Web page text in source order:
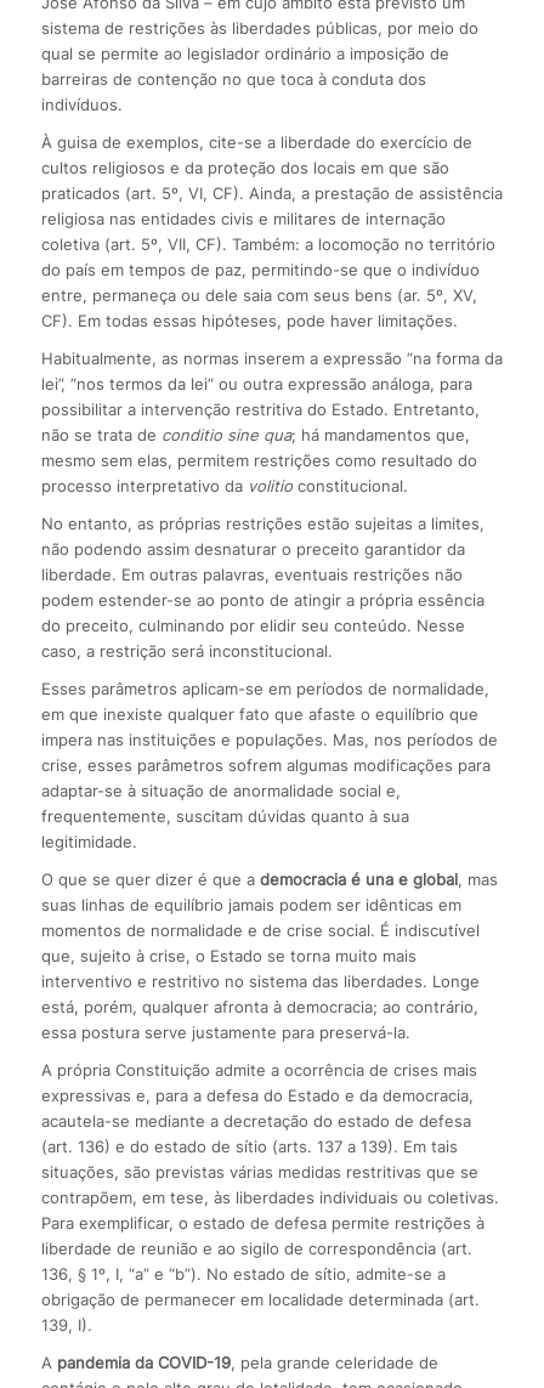
sistema de restrições às liberdades públicas, por meio do
qual se permite ao legislador ordinário a imposição de
barreiras de contenção no que toca à conduta dos
indivíduos.
À guisa de exemplos, cite-se a liberdade do exercício de
cultos religiosos e da proteção dos locais em que são
praticados (art. 5º, VI, CF). Ainda, a prestação de assistência
religiosa nas entidades civis e militares de internação
coletiva (art. 5º, VII, CF). Também: a locomoção no território
do país em tempos de paz, permitindo-se que o indivíduo
entre, permaneça ou dele saia com seus bens (ar. 5º, XV,
CF). Em todas essas hipóteses, pode haver limitações.
Habitualmente, as normas inserem a expressão “na forma da
lei”, “nos termos da lei” ou outra expressão análoga, para
possibilitar a intervenção restritiva do Estado. Entretanto,
não se trata de conditio sine qua; há mandamentos que,
mesmo sem elas, permitem restrições como resultado do
processo interpretativo da volitioconstitucional.
No entanto, as próprias restrições estão sujeitas a limites,
não podendo assim desnaturar o preceito garantidor da
liberdade. Em outras palavras, eventuais restrições não
podem estender-se ao ponto de atingir a própria essência
do preceito, culminando por elidir seu conteúdo. Nesse
caso, a restrição será inconstitucional.
Esses parâmetros aplicam-se em períodos de normalidade,
em que inexiste qualquer fato que afaste o equilíbrio que
impera nas instituições e populações. Mas, nos períodos de
crise, esses parâmetros sofrem algumas modificações para
adaptar-se à situação de anormalidade social e,
frequentemente, suscitam dúvidas quanto à sua
legitimidade.
O que se quer dizer é que a democracia é una e global, mas
suas linhas de equilíbrio jamais podem ser idênticas em
momentos de normalidade e de crise social. É indiscutível
que, sujeito à crise, o Estado se torna muito mais
interventivo e restritivo no sistema das liberdades. Longe
está, porém, qualquer afronta à democracia; ao contrário,
essa postura serve justamente para preservá-la.
A própria Constituição admite a ocorrência de crises mais
expressivas e, para a defesa do Estado e da democracia,
acautela-se mediante a decretação do estado de defesa
(art. 136) e do estado de sítio (arts. 137 a 139). Em tais
situações, são previstas várias medidas restritivas que se
contrapõem, em tese, às liberdades individuais ou coletivas.
Para exemplificar, o estado de defesa permite restrições à
liberdade de reunião e ao sigilo de correspondência (art.
136, § 1º, I, “a” e “b”). No estado de sítio, admite-se a
obrigação de permanecer em localidade determinada (art.
139, I).
A pandemia da COVID-19, pela grande celeridade de